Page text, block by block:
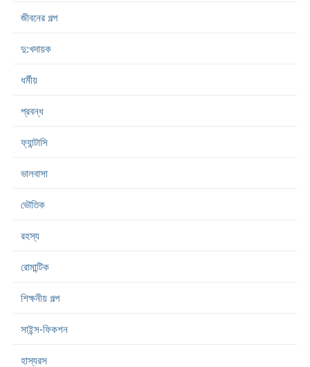
জীবনের গল্প
দু:খদায়ক
ধর্মীয়
প্রবন্ধ
ফ্যান্টাসি
ভালবাসা
ভৌতিক
রহস্য
রোমান্টিক
শিক্ষনীয় গল্প
সাইন্স-ফিকশন
হাস্যরস